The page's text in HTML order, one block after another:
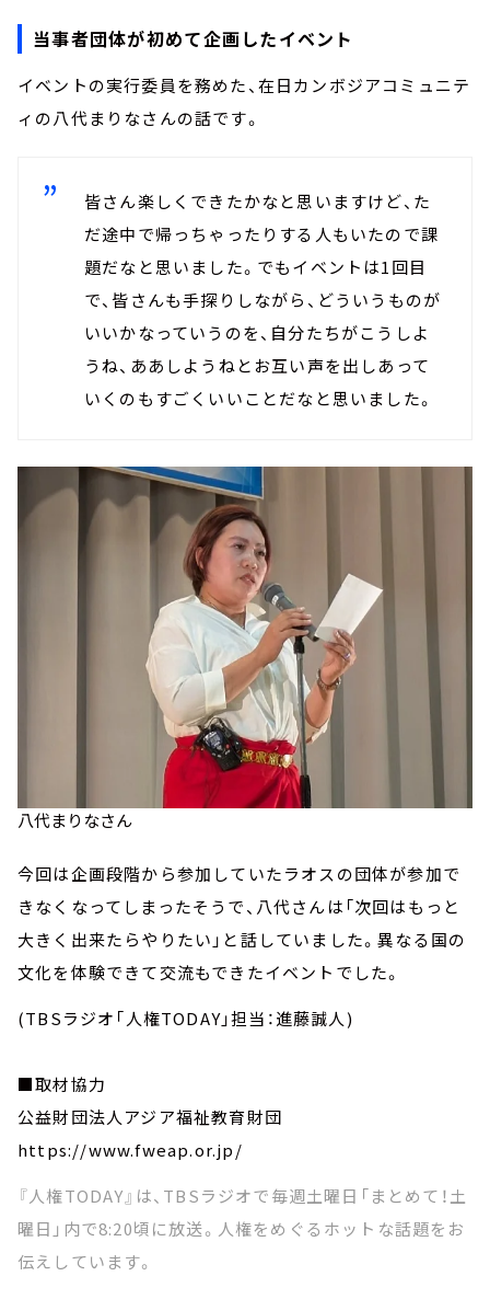
当事者団体が初めて企画したイベント
イベントの実行委員を務めた、在日カンボジアコミュニテ
ィの八代まりなさんの話です。
皆さん楽しくできたかなと思いますけど、た
だ途中で帰っちゃったりする人もいたので課
題だなと思いました。でもイベントは1回目
で、皆さんも手探りしながら、どういうものが
いいかなっていうのを、自分たちがこうしよ
うね、ああしようねとお互い声を出しあって
いくのもすごくいいことだなと思いました。
八代まりなさん
今回は企画段階から参加していたラオスの団体が参加で
きなくなってしまったそうで、八代さんは「次回はもっと
大きく出来たらやりたい」と話していました。異なる国の
文化を体験できて交流もできたイベントでした。
(TBSラジオ「人権TODAY」担当：進藤誠人)
■取材協力
公益財団法人アジア福祉教育財団
https://www.fweap.or.jp/
『人権TODAY』は、TBSラジオで毎週土曜日「まとめて！土
曜日」内で8:20頃に放送。人権をめぐるホットな話題をお
伝えしています。